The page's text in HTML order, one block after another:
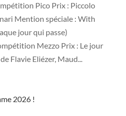
Pico Prix : Piccolo
Mention spéciale : With
jour qui passe)
Mezzo Prix : Le jour
Flavie Eliézer, Maud...
2026 !